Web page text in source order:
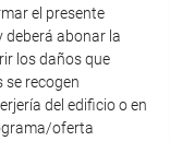
el presente
deberá abonar la
los daños que
se recogen
del edificio o en
oferta